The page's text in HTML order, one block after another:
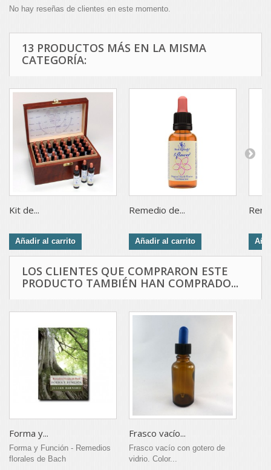
No hay reseñas de clientes en este momento.
13 PRODUCTOS MÁS EN LA MISMA
CATEGORÍA:
Kit de...
Añadir al carrito
Remedio de...
Añadir al carrito
LOS CLIENTES QUE COMPRARON ESTE
PRODUCTO TAMBIÉN HAN COMPRADO...
Forma y...
Forma y Función - Remedios
florales de Bach
Frasco vacío...
Frasco vacío con gotero de
vidrio. Color...